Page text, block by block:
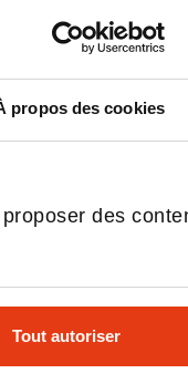
propos des cookies
des
Tout autoriser
MEILLEURE ÉCOLE
(CLASSEMENT
FINANCIAL TIMES